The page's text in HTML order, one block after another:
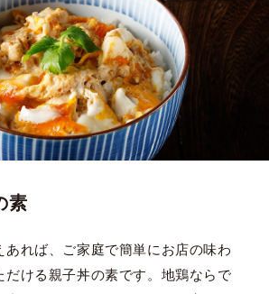
素
あれば、ご家庭で簡単にお店の味わ
だける親子丼の素です。地鶏ならで